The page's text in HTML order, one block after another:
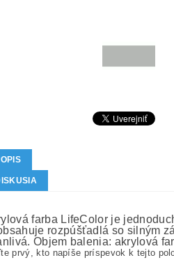
farba LifeColor je
rozpúšťadlá so silným
Objem balenia: akrylová
prvý, kto napíše príspevok k tejto